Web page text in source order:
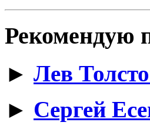
Рекомендую
► Лев
► Сергей